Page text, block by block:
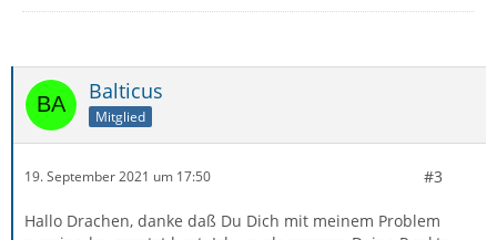
Balticus
Mitglied
19. September 2021 um 17:50 #3
Hallo Drachen, danke daß Du Dich mit meinem Problem